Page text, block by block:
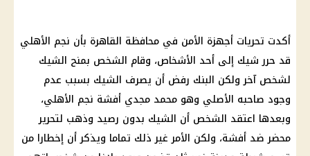
أكدت تحريات أجهزة الأمن في محافظة القاهرة بأن نجم الأهلي
قد حرر شيك إلى أحد الأشخاص، وقام الشخص بمنح الشيك
لشخص آخر ولكن البنك رفض أن يصرف الشيك بسبب عدم
وجود صاحبه الأصلي وهو محمد مجدي أفشة نجم الأهلي،
وبعدها اعتقد الشخص أن الشيك بدون رصيد وذهب لتحرير
محضر ضد أفشة، ولكن الأمر غير ذلك تماما ويذكر أن إخطارا من